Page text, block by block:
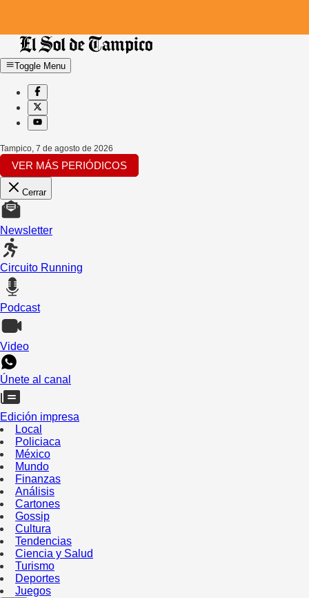
Toggle Menu
Tampico, 7 de agosto de 2026
VER MÁS PERIÓDICOS
Cerrar
Newsletter
Circuito Running
Podcast
Video
Únete al canal
Edición impresa
Local
Policiaca
México
Mundo
Finanzas
Análisis
Cartones
Gossip
Cultura
Tendencias
Ciencia y Salud
Turismo
Deportes
Juegos